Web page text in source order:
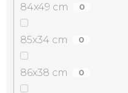
84x49 cm 0
85x34 cm 0
86x38 cm 0